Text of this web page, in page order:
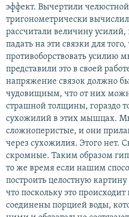
эффект. Вычертили
тригонометрически
рассчитали величину
падать на эти связки для
противоборствовать усилию
представили это в своей
напряжение связок должно
чудовищным, что от них
страшной толщины, гораздо
сухожилий в этих мышцах.
сложноперистые, и они
через сухожилия. Этого нет.
скромные. Таким образом
то же время если нашим
построить целостную
что поскольку это
соединены порцией воды,